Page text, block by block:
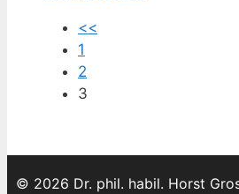
<<
1
2
3
© 2026 Dr. phil. habil. Horst